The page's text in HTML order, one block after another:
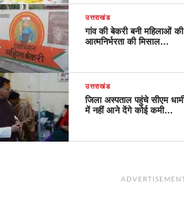
उत्तराखंड
गांव की बेकरी बनी महिलाओं
आत्मनिर्भरता की मिसाल…
उत्तराखंड
जिला अस्पताल पहुंचे सीएम
में नहीं आने देंगे कोई कमी…